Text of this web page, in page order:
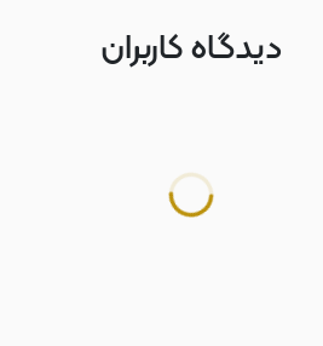
دیدگاه کاربران